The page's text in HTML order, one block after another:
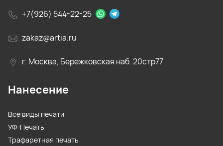
+7(926) 544-22-25
zakaz@artia.ru
г. Москва, Бережковская наб. 20стр77
Нанесение
Все виды печати
УФ-Печать
Трафаретная печать